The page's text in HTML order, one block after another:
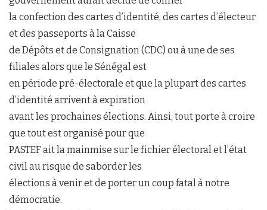
la confection des cartes d’identité, des cartes d’électeur
et des passeports à la Caisse
de Dépôts et de Consignation (CDC) ou à une de ses
filiales alors que le Sénégal est
en période pré-électorale et que la plupart des cartes
d’identité arrivent à expiration
avant les prochaines élections. Ainsi, tout porte à croire
que tout est organisé pour que
PASTEF ait la mainmise sur le fichier électoral et l’état
civil au risque de saborder les
élections à venir et de porter un coup fatal à notre
démocratie.